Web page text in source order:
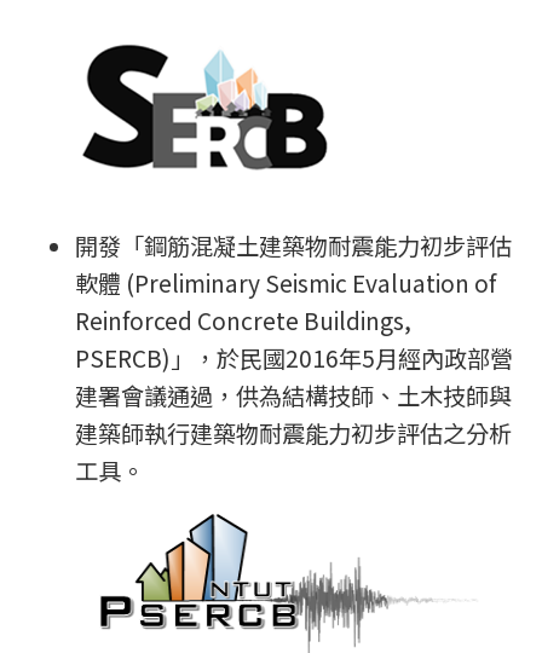
開發「鋼筋混凝土建築物耐震能力初步評估
軟體 (Preliminary Seismic Evaluation of
Reinforced Concrete Buildings,
PSERCB)」，於民國2016年5月經內政部營
建署會議通過，供為結構技師、土木技師與
建築師執行建築物耐震能力初步評估之分析
工具。